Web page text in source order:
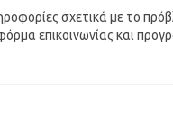
σχετικά με το
επικοινωνίας και